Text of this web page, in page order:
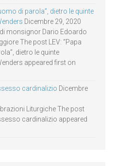
di parola”, dietro le quinte
Dicembre 29, 2020
monsignor Dario Edoardo
The post LEV: “Papa
dietro le quinte
appeared first on
cardinalizio Dicembre
Liturgiche The post
cardinalizio appeared